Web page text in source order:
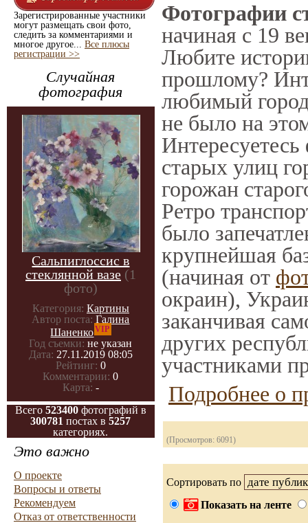
Зарегистрированные участники
могут размещать свои фото,
следить за комментариями и
многое другое... Все плюсы
регистрации >>
Случайная
фотография
Сальпиглоссис в
стеклянной вазе (1
фото)
Категория: Картины
Автор поста: Галина
ШаненкоVIP
Год съемки: не указан
Дата: 27.11.2019 08:05
Рейтинг: 0
Комментарии: 0
Карта: -
Всего 523400 фотографий в
300781 постах в5257
категориях.
Это важно
О проекте
Вопросы и ответы
Рекомендуем
Отказ от ответственности
Фотографии
начиная с 19
Любите
прошлому?
любимый
не было на
Интересуетесь
старых улиц
горожан
Ретро
было
крупнейшая
(начиная от
окраин),
заканчивая
других
участниками
Подробнее о
(Просмотров: 6091)
Сортировать по
Показать на ленте